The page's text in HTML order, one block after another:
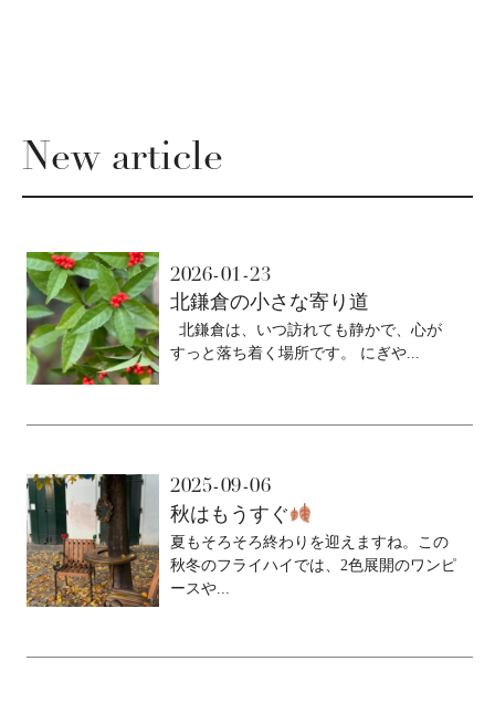
New article
2026-01-23
北鎌倉の小さな寄り道
北鎌倉は、いつ訪れても静かで、心が
すっと落ち着く場所です。 にぎや...
2025-09-06
秋はもうすぐ
夏もそろそろ終わりを迎えますね。この
秋冬のフライハイでは、2色展開のワンピ
ースや...